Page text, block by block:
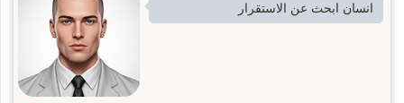
انسان ابحث عن الاستقرار